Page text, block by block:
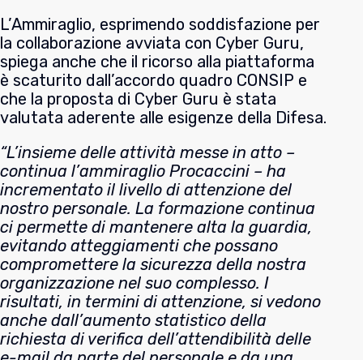
L’Ammiraglio, esprimendo soddisfazione per
la collaborazione avviata con Cyber Guru,
spiega anche che il ricorso alla piattaforma
è scaturito dall’accordo quadro CONSIP e
che la proposta di Cyber Guru è stata
valutata aderente alle esigenze della Difesa.
“L’insieme delle attività messe in atto –
continua l’ammiraglio Procaccini – ha
incrementato il livello di attenzione del
nostro personale. La formazione continua
ci permette di mantenere alta la guardia,
evitando atteggiamenti che possano
compromettere la sicurezza della nostra
organizzazione nel suo complesso. I
risultati, in termini di attenzione, si vedono
anche dall’aumento statistico della
richiesta di verifica dell’attendibilità delle